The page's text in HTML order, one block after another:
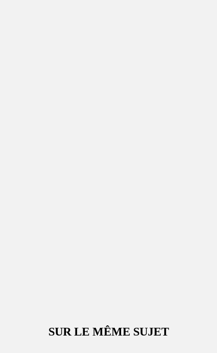
SUR LE MÊME SUJET